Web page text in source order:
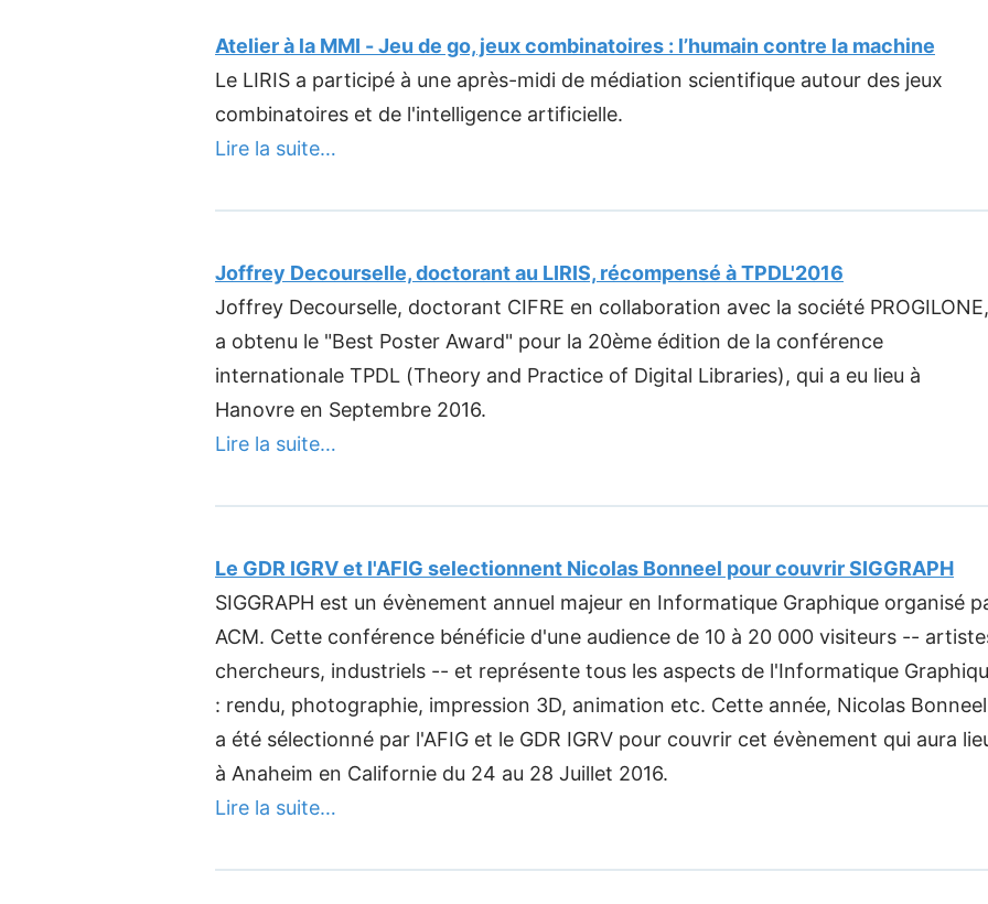
Atelier à la MMI - Jeu de go, jeux combinatoires : l’humain contre la machine
Le LIRIS a participé à une après-midi de médiation scientifique autour des jeux
combinatoires et de l'intelligence artificielle.
Lire la suite…
Joffrey Decourselle, doctorant au LIRIS, récompensé à TPDL'2016
Joffrey Decourselle, doctorant CIFRE en collaboration avec la société PROGILONE,
a obtenu le "Best Poster Award" pour la 20ème édition de la conférence
internationale TPDL (Theory and Practice of Digital Libraries), qui a eu lieu à
Hanovre en Septembre 2016.
Lire la suite…
Le GDR IGRV et l'AFIG selectionnent Nicolas Bonneel pour couvrir SIGGRAPH
SIGGRAPH est un évènement annuel majeur en Informatique Graphique organisé
ACM. Cette conférence bénéficie d'une audience de 10 à 20 000 visiteurs --
chercheurs, industriels -- et représente tous les aspects de l'Informatique
: rendu, photographie, impression 3D, animation etc. Cette année, Nicolas Bonneel
a été sélectionné par l'AFIG et le GDR IGRV pour couvrir cet évènement qui aura
à Anaheim en Californie du 24 au 28 Juillet 2016.
Lire la suite…